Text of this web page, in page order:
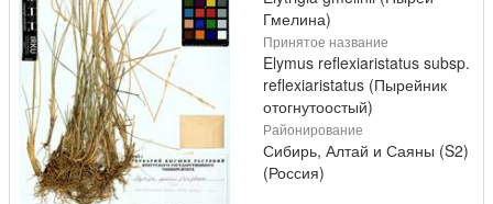
Гмелина)
Принятое название
Elymus reflexiaristatus subsp.
reflexiaristatus (Пырейник
отогнутоостый)
Районирование
Сибирь, Алтай и Саяны (S2)
(Россия)